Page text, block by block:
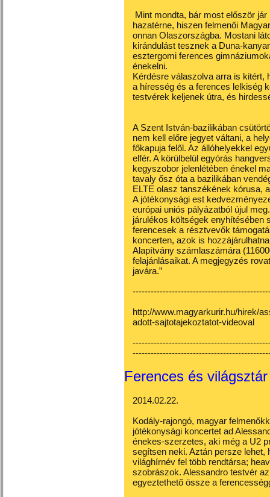
Mint mondta, bár most először
hazatérne, hiszen felmenői
onnan Olaszországba. Mostani
kirándulást tesznek a Duna-
esztergomi ferences
énekelni.
Kérdésre válaszolva arra is kitért,
a híresség és a ferences lelkiség
testvérek keljenek útra, és
A Szent István-bazilikában
nem kell előre jegyet váltani, a
főkapuja felől. Az állóhelyekkel
elfér. A körülbelül egyórás
kegyszobor jelenlétében énekel
tavaly ősz óta a bazilikában
ELTE olasz tanszékének kórusa,
A jótékonysági est
európai uniós pályázatból újul
járulékos költségek enyhítésében
ferencesek a résztvevők
koncerten, azok is
Alapítvány számlaszámára
felajánlásaikat. A megjegyzés
javára.”
http://www.magyarkurir.hu/hirek/
adott-sajtotajekoztatot-videoval
Ferences és
2014.02.22.
Kodály-rajongó, magyar
jótékonysági koncertet ad
énekes-szerzetes, aki még a U2
segítsen neki. Aztán persze lehet,
világhírnév fel több rendtársa;
szobrászok. Alessandro testvér
egyeztethető össze a